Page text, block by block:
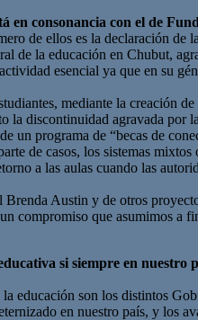
en consonancia con el de
de ellos es la declaración
de la educación en Chubut,
esencial ya que en su
mediante la creación
discontinuidad agravada por
programa de “becas de
de casos, los sistemas
a las aulas cuando las
Austin y de otros
compromiso que asumimos
si siempre en nuestro
educación son los distintos
en nuestro país, y los